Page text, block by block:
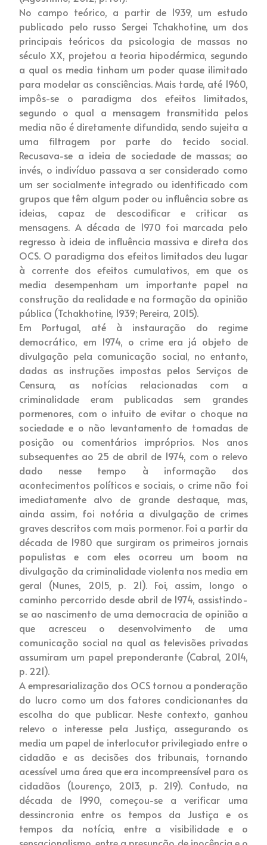
No campo teórico, a partir de 1939, um estudo
publicado pelo russo Sergei Tchakhotine, um dos
principais teóricos da psicologia de massas no
século XX, projetou a teoria hipodérmica, segundo
a qual os media tinham um poder quase ilimitado
para modelar as consciências. Mais tarde, até 1960,
impôs-se o paradigma dos efeitos limitados,
segundo o qual a mensagem transmitida pelos
media não é diretamente difundida, sendo sujeita a
uma filtragem por parte do tecido social.
Recusava-se a ideia de sociedade de massas; ao
invés, o indivíduo passava a ser considerado como
um ser socialmente integrado ou identificado com
grupos que têm algum poder ou influência sobre as
ideias, capaz de descodificar e criticar as
mensagens. A década de 1970 foi marcada pelo
regresso à ideia de influência massiva e direta dos
OCS. O paradigma dos efeitos limitados deu lugar
à corrente dos efeitos cumulativos, em que os
media desempenham um importante papel na
construção da realidade e na formação da opinião
pública (Tchakhotine, 1939; Pereira, 2015).
Em Portugal, até à instauração do regime
democrático, em 1974, o crime era já objeto de
divulgação pela comunicação social, no entanto,
dadas as instruções impostas pelos Serviços de
Censura, as notícias relacionadas com a
criminalidade eram publicadas sem grandes
pormenores, com o intuito de evitar o choque na
sociedade e o não levantamento de tomadas de
posição ou comentários impróprios. Nos anos
subsequentes ao 25 de abril de 1974, com o relevo
dado nesse tempo à informação dos
acontecimentos políticos e sociais, o crime não foi
imediatamente alvo de grande destaque, mas,
ainda assim, foi notória a divulgação de crimes
graves descritos com mais pormenor. Foi a partir da
década de 1980 que surgiram os primeiros jornais
populistas e com eles ocorreu um boom na
divulgação da criminalidade violenta nos media em
geral (Nunes, 2015, p. 21). Foi, assim, longo o
caminho percorrido desde abril de 1974, assistindo-
se ao nascimento de uma democracia de opinião a
que acresceu o desenvolvimento de uma
comunicação social na qual as televisões privadas
assumiram um papel preponderante (Cabral, 2014,
p. 221).
A empresarialização dos OCS tornou a ponderação
do lucro como um dos fatores condicionantes da
escolha do que publicar. Neste contexto, ganhou
relevo o interesse pela Justiça, assegurando os
media um papel de interlocutor privilegiado entre o
cidadão e as decisões dos tribunais, tornando
acessível uma área que era incompreensível para os
cidadãos (Lourenço, 2013, p. 219). Contudo, na
década de 1990, começou-se a verificar uma
dessincronia entre os tempos da Justiça e os
tempos da notícia, entre a visibilidade e o